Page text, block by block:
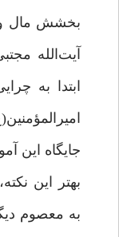
بخشش مال و
آیت‌الله
ابتدا به
جایگاه این
بهتر این
به معصوم